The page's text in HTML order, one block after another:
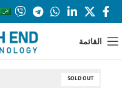
القائمة
SOLD OUT